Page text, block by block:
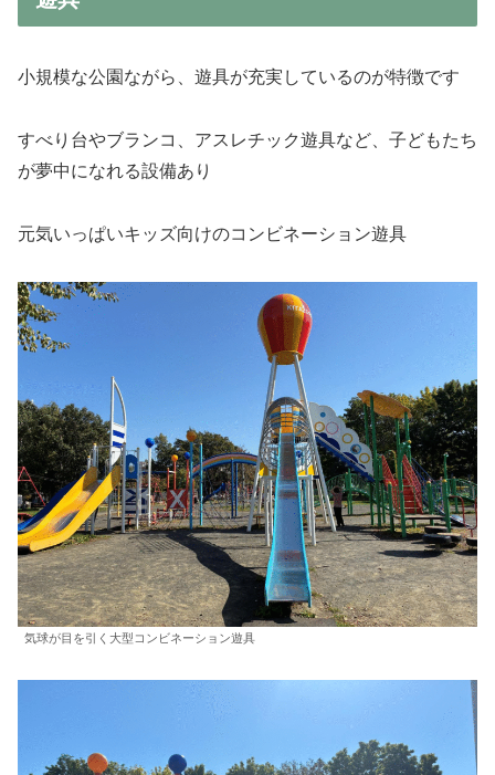
小規模な公園ながら、遊具が充実しているのが特徴です
すべり台やブランコ、アスレチック遊具など、子どもたち
が夢中になれる設備あり
元気いっぱいキッズ向けのコンビネーション遊具
気球が目を引く大型コンビネーション遊具